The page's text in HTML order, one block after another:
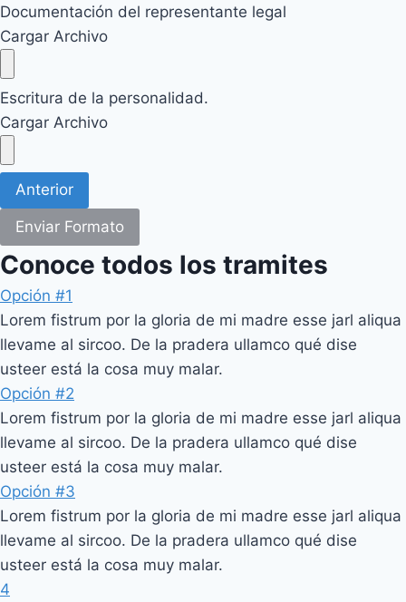
Documentación del representante legal
Cargar Archivo
Escritura de la personalidad.
Cargar Archivo
Anterior
Enviar Formato
Conoce todos los tramites
Opción #1
Lorem fistrum por la gloria de mi madre esse jarl aliqua
llevame al sircoo. De la pradera ullamco qué dise
usteer está la cosa muy malar.
Opción #2
Lorem fistrum por la gloria de mi madre esse jarl aliqua
llevame al sircoo. De la pradera ullamco qué dise
usteer está la cosa muy malar.
Opción #3
Lorem fistrum por la gloria de mi madre esse jarl aliqua
llevame al sircoo. De la pradera ullamco qué dise
usteer está la cosa muy malar.
4